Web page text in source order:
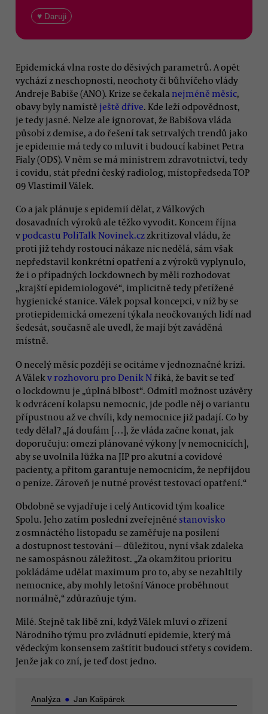
♥ Daruji
Epidemická vlna roste do děsivých parametrů. A opět
vychází z neschopnosti, neochoty či bůhvíčeho vlády
Andreje Babiše (ANO). Krize se čekala nejméně měsíc,
obavy byly namístě ještě dříve. Kde leží odpovědnost,
je tedy jasné. Nelze ale ignorovat, že Babišova vláda
působí z demise, a do řešení tak setrvalých trendů jako
je epidemie má tedy co mluvit i budoucí kabinet Petra
Fialy (ODS). V něm se má ministrem zdravotnictví, tedy
i covidu, stát přední český radiolog, místopředseda TOP
09 Vlastimil Válek.
Co a jak plánuje s epidemií dělat, z Válkových
dosavadních výroků ale těžko vyvodit. Koncem října
v podcastu PoliTalk Novinek.czzkritizoval vládu, že
proti již tehdy rostoucí nákaze nic nedělá, sám však
nepředstavil konkrétní opatření a z výroků vyplynulo,
že i o případných lockdownech by měli rozhodovat
„krajští epidemiologové“, implicitně tedy přetížené
hygienické stanice. Válek popsal koncepci, v níž by se
protiepidemická omezení týkala neočkovaných lidí nad
šedesát, současně ale uvedl, že mají být zaváděná
místně.
O necelý měsíc později se ocitáme v jednoznačné krizi.
A Válek v rozhovoru pro Deník N říká, že bavit se teď
o lockdownu je „úplná blbost“. Odmítl možnost uzávěry
k odvrácení kolapsu nemocnic, jde podle něj o variantu
přípustnou až ve chvíli, kdy nemocnice již padají. Co by
tedy dělal? „Já doufám […], že vláda začne konat, jak
doporučuju: omezí plánované výkony [v nemocnicích],
aby se uvolnila lůžka na JIP pro akutní a covidové
pacienty, a přitom garantuje nemocnicím, že nepřijdou
o peníze. Zároveň je nutné provést testovací opatření.“
Obdobně se vyjadřuje i celý Anticovid tým koalice
Spolu. Jeho zatím poslední zveřejněné stanovisko
z osmnáctého listopadu se zaměřuje na posílení
a dostupnost testování — důležitou, nyní však zdaleka
ne samospásnou záležitost. „Za okamžitou prioritu
pokládáme udělat maximum pro to, aby se nezahltily
nemocnice, aby mohly letošní Vánoce proběhnout
normálně,“ zdůrazňuje tým.
Milé. Stejně tak libě zní, když Válek mluví o zřízení
Národního týmu pro zvládnutí epidemie, který má
vědeckým konsensem zaštítit budoucí střety s covidem.
Jenže jak co zní, je teď dost jedno.
Analýza ● Jan Kašpárek